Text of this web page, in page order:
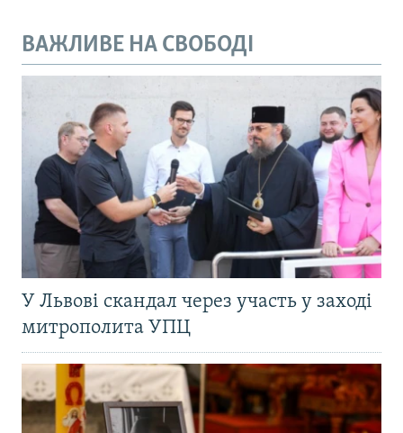
ВАЖЛИВЕ НА СВОБОДІ
У Львові скандал через участь у заході
митрополита УПЦ